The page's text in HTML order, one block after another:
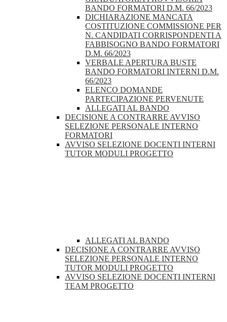
BANDO FORMATORI D.M. 66/2023
DICHIARAZIONE MANCATA
COSTITUZIONE COMMISSIONE PER
N. CANDIDATI CORRISPONDENTI A
FABBISOGNO BANDO FORMATORI
D.M. 66/2023
VERBALE APERTURA BUSTE
BANDO FORMATORI INTERNI D.M.
66/2023
ELENCO DOMANDE
PARTECIPAZIONE PERVENUTE
ALLEGATI AL BANDO
DECISIONE A CONTRARRE AVVISO
SELEZIONE PERSONALE INTERNO
FORMATORI
AVVISO SELEZIONE DOCENTI INTERNI
TUTOR MODULI PROGETTO
ALLEGATI AL BANDO
DECISIONE A CONTRARRE AVVISO
SELEZIONE PERSONALE INTERNO
TUTOR MODULI PROGETTO
AVVISO SELEZIONE DOCENTI INTERNI
TEAM PROGETTO